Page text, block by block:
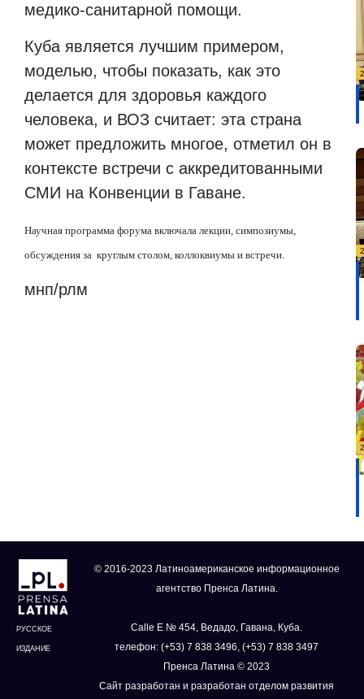
медико-санитарной помощи.
Куба является лучшим примером,
моделью, чтобы показать, как это
делается для здоровья каждого
человека, и ВОЗ считает: эта страна
может предложить многое, отметил он в
контексте встречи с аккредитованными
СМИ на Конвенции в Гаване.
Научная программа форума включала лекции, симпозиумы,
обсуждения за круглым столом, коллоквиумы и встречи.
мнп/рлм
РУССКОЕ
ИЗДАНИЕ
© 2016-2023 Латиноамериканское информационное
агентство Пренса Латина.
Calle E № 454, Ведадо, Гавана, Куба.
телефон: (+53) 7 838 3496, (+53) 7 838 3497
Пренса Латина © 2023
Сайт разработан и разработан отделом развития